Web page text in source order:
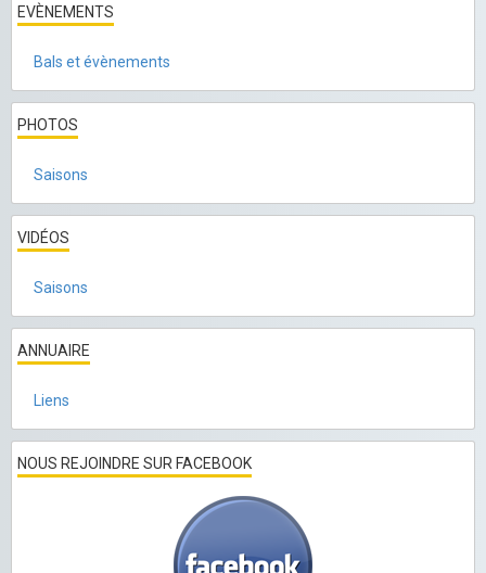
EVÈNEMENTS
Bals et évènements
PHOTOS
Saisons
VIDÉOS
Saisons
ANNUAIRE
Liens
NOUS REJOINDRE SUR FACEBOOK